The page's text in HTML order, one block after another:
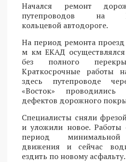
Начался ремонт
путепроводов на
кольцевой автодороге.
На период ремонта проезд
м км ЕКАД
без полного
Краткосрочные работы
здесь путепроводе
«Восток» проводились
дефектов дорожного
Специалисты сняли
и уложили новое. Работы
период минимальной
движения и сейчас
ездить по новому асфальту.